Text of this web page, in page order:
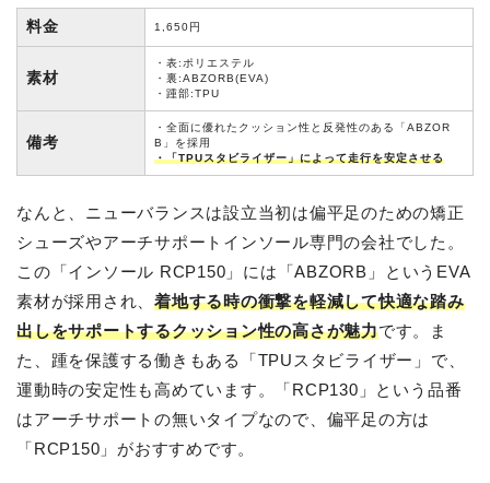
料金 1,650円
素材
・表:ポリエステル
・裏:ABZORB(EVA)
・踵部:TPU
備考
・全面に優れたクッション性と反発性のある「ABZOR
B」を採用
・「TPUスタビライザー」によって走行を安定させる
なんと、ニューバランスは設立当初は偏平足のための矯正
シューズやアーチサポートインソール専門の会社でした。
この「インソール RCP150」には「ABZORB」というEVA
素材が採用され、着地する時の衝撃を軽減して快適な踏み
出しをサポートするクッション性の高さが魅力です。ま
た、踵を保護する働きもある「TPUスタビライザー」で、
運動時の安定性も高めています。「RCP130」という品番
はアーチサポートの無いタイプなので、偏平足の方は
「RCP150」がおすすめです。